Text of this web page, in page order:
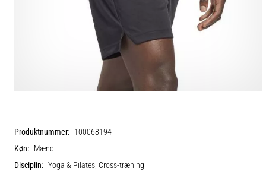
Produktnummer: 100068194
Køn: Mænd
Disciplin: Yoga & Pilates, Cross-træning